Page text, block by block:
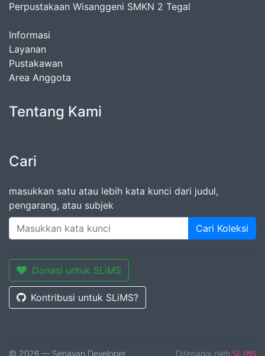
Perpustakaan Wisanggeni SMKN 2 Tegal
Informasi
Layanan
Pustakawan
Area Anggota
Tentang Kami
Cari
masukkan satu atau lebih kata kunci dari judul,
pengarang, atau subjek
Cari Koleksi
Donasi untuk SLiMS
Kontribusi untuk SLiMS?
© 2026 — Senayan Developer Ditenagai oleh SLiMS